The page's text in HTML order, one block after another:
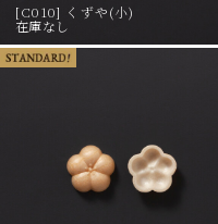
[C010] くずや(小)
在庫なし